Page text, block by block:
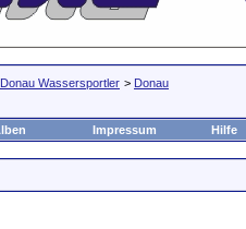
Wassersportler > Donau
Impressum Hilfe